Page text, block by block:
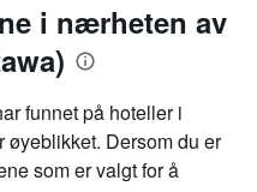
i nærheten av
funnet på hoteller i
Dersom du er
som er valgt for å